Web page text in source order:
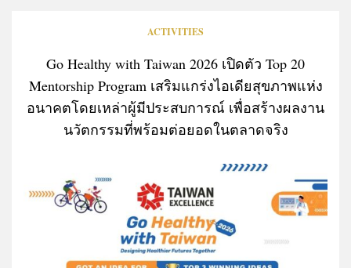
ACTIVITIES
Go Healthy with Taiwan 2026 เปิดตัว Top 20
Mentorship Program เสริมแกร่งไอเดียสุขภาพแห่ง
อนาคตโดยเหล่าผู้มีประสบการณ์ เพื่อสร้างผลงาน
นวัตกรรมที่พร้อมต่อยอดในตลาดจริง